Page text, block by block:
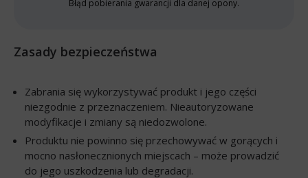
Błąd pobierania gwarancji dla danej opony.
Zasady bezpieczeństwa
Zabrania się wykorzystywać produkt i jego części
niezgodnie z przeznaczeniem. Nieautoryzowane
modyfikacje i zmiany są niedozwolone.
Produktu nie powinno się przechowywać w gorących i
mocno nasłonecznionych miejscach – może prowadzić
do jego uszkodzenia lub degradacji.